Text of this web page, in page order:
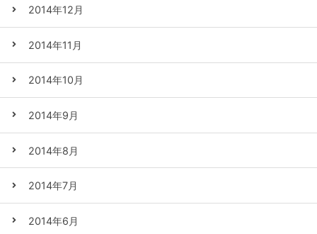
2014年12月
2014年11月
2014年10月
2014年9月
2014年8月
2014年7月
2014年6月